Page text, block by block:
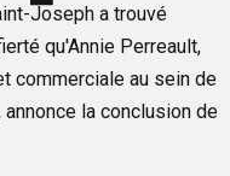
Joseph a trouvé
qu'Annie Perreault,
commerciale au sein de
la conclusion de